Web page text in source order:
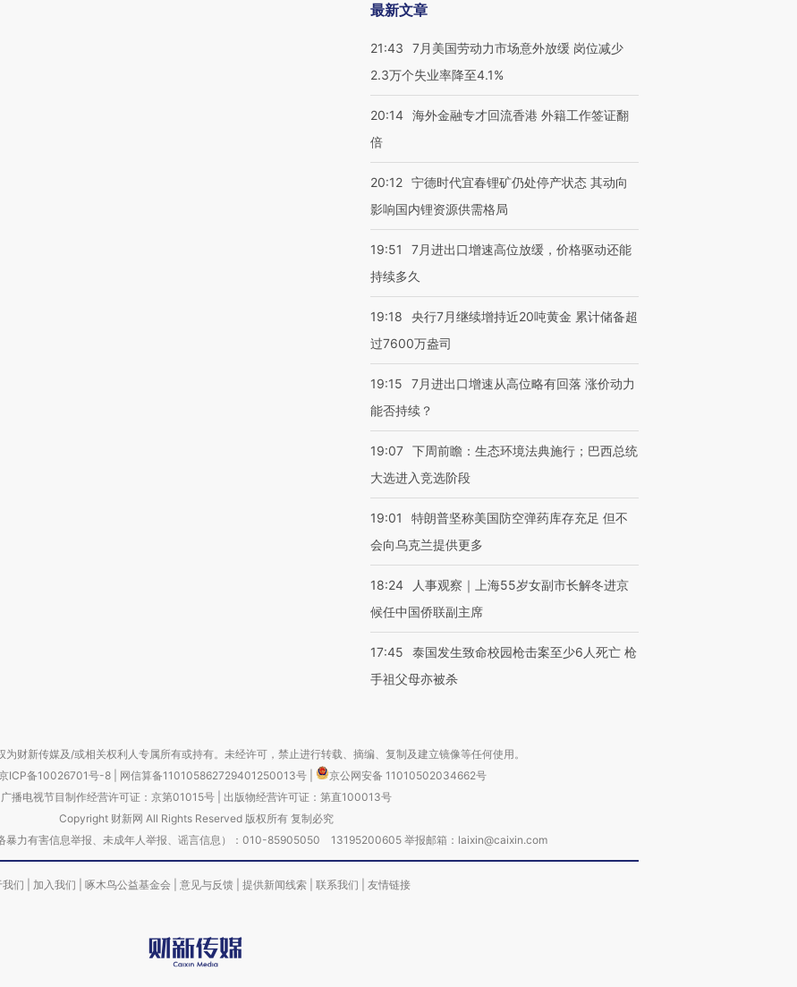
最新文章
21:43
7月美国劳动力市场意外放缓 岗位减少
2.3万个失业率降至4.1%
20:14 海外金融专才回流香港 外籍工作签证翻
倍
20:12 宁德时代宜春锂矿仍处停产状态 其动向
影响国内锂资源供需格局
19:51
7月进出口增速高位放缓，价格驱动还能
持续多久
19:18
央行7月继续增持近20吨黄金 累计储备超
过7600万盎司
19:15
7月进出口增速从高位略有回落 涨价动力
能否持续？
19:07 下周前瞻：生态环境法典施行；巴西总统
大选进入竞选阶段
19:01
特朗普坚称美国防空弹药库存充足 但不
会向乌克兰提供更多
18:24
人事观察｜上海55岁女副市长解冬进京
候任中国侨联副主席
17:45
泰国发生致命校园枪击案至少6人死亡 枪
手祖父母亦被杀
为财新传媒及/或相关权利人专属所有或持有。未经许可，禁止进行转载、摘编、复制及建立镜像等任何使用。
ICP备10026701号-8 网信算备110105862729401250013号
京公网安备 11010502034662号
广播电视节目制作经营许可证：京第01015号| 出版物经营许可证：第直100013号
Copyright 财新网 All Rights Reserved 版权所有 复制必究
暴力有害信息举报、未成年人举报、谣言信息）：010-85905050 13195200605 举报邮箱：laixin@caixin.com
我们 加入我们 啄木鸟公益基金会 意见与反馈 提供新闻线索 联系我们 友情链接